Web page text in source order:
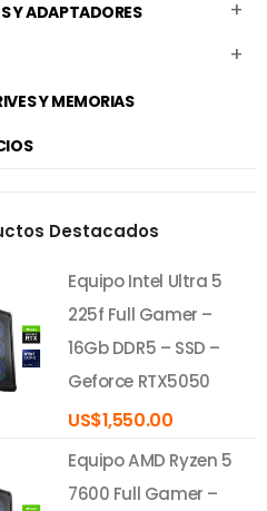
Y ADAPTADORES
Y MEMORIAS
Destacados
Equipo Intel Ultra 5
225f Full Gamer –
16Gb DDR5 – SSD –
Geforce RTX5050
US$1,550.00
Equipo AMD Ryzen 5
7600 Full Gamer –